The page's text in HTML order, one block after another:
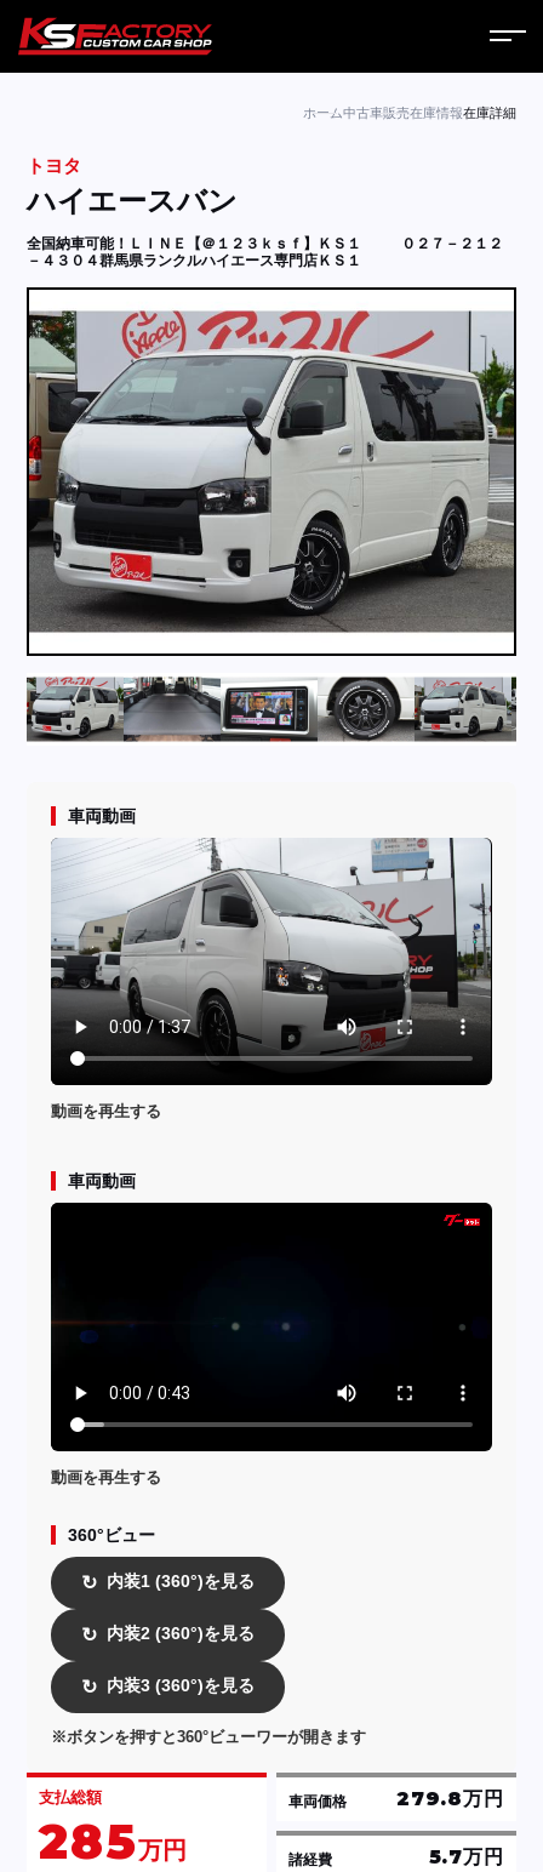
サービス
コラム
ニュース
お問い合わせ
採用情報
店舗問い合わせ
ホーム中古車販売在庫情報在庫詳細
トヨタ
ハイエースバン
全国納車可能！ＬＩＮＥ【＠１２３ｋｓｆ】ＫＳ１
０２７－２１２
－４３０４群馬県ランクルハイエース専門店ＫＳ１
車両動画
動画を再生する
車両動画
動画を再生する
360°ビュー
↻ 内装1 (360°)を見る
↻ 内装2 (360°)を見る
↻ 内装3 (360°)を見る
※ボタンを押すと360°ビューワーが開きます
支払総額
285万円 諸経費 5.7万円
車両価格 279.8万円